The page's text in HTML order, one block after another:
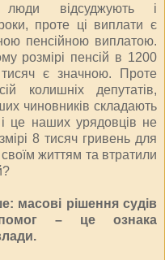
відсуджують і
проте ці виплати є
пенсійною виплатою.
розмірі пенсій в 1200
є значною. Проте
колишніх депутатів,
чиновників складають
це наших урядовців не
8 тисяч гривень для
життям та втратили
масові рішення судів
– це ознака